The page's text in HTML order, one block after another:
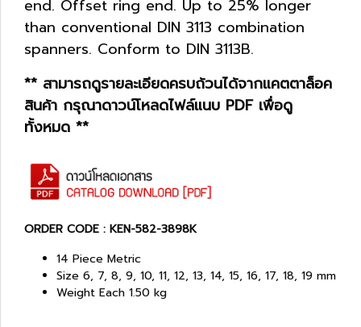
end. Offset ring end. Up to 25% longer
than conventional DIN 3113 combination
spanners. Conform to DIN 3113B.
** สามารถดูรายละเอียดครบถ้วนได้จากแคตตาล็อค
สินค้า กรุณาดาวน์โหลดไฟล์แนบ PDF เพื่อดู
ทั้งหมด **
ORDER CODE : KEN-582-3898K
14 Piece Metric
Size 6, 7, 8, 9, 10, 11, 12, 13, 14, 15, 16, 17, 18, 19 mm
Weight Each 1.50 kg